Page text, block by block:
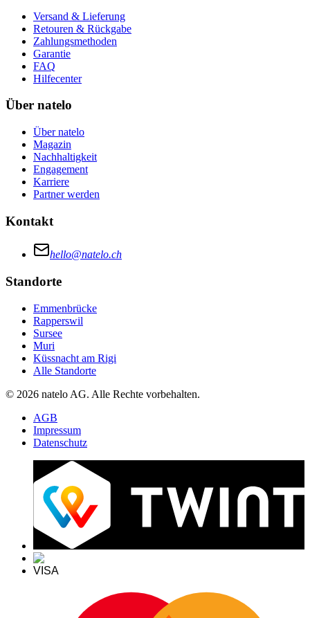
Versand & Lieferung
Retouren & Rückgabe
Zahlungsmethoden
Garantie
FAQ
Hilfecenter
Über natelo
Über natelo
Magazin
Nachhaltigkeit
Engagement
Karriere
Partner werden
Kontakt
hello@natelo.ch
Standorte
Emmenbrücke
Rapperswil
Sursee
Muri
Küssnacht am Rigi
Alle Standorte
© 2026 natelo AG. Alle Rechte vorbehalten.
AGB
Impressum
Datenschutz
VISA